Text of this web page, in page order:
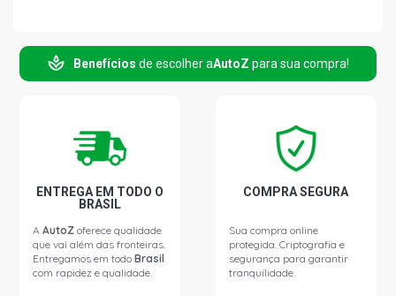
Benefícios de escolher aAutoZ para sua compra!
ENTREGA EM TODO O
BRASIL
AAutoZ oferece qualidade
que vai além das fronteiras.
Entregamos em todoBrasil
com rapidez e qualidade.
COMPRA SEGURA
Sua compra online
protegida. Criptografia e
segurança para garantir
tranquilidade.